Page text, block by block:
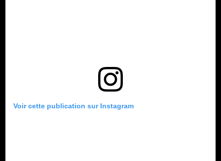
Voir cette publication sur Instagram